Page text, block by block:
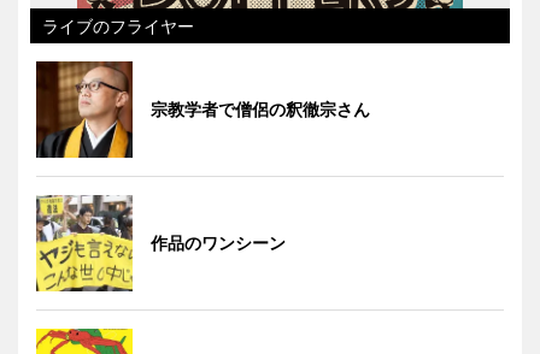
ライブのフライヤー
宗教学者で僧侶の釈徹宗さん
作品のワンシーン